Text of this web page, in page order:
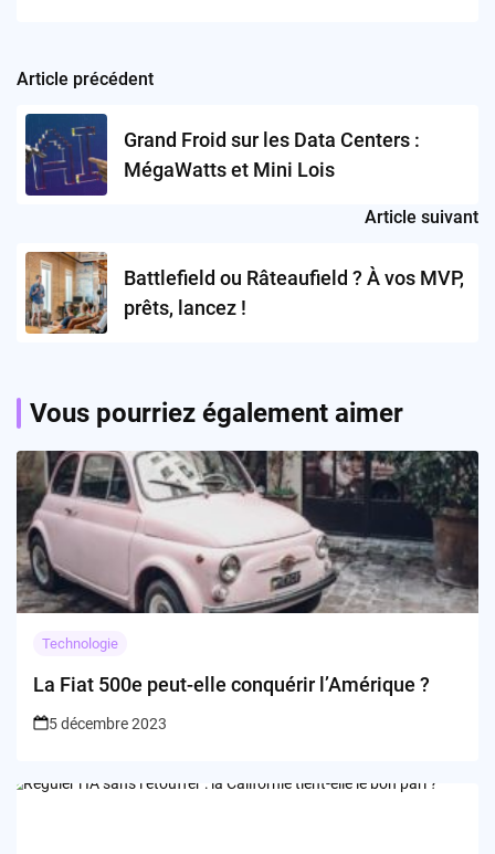
Post
navigation
Article précédent
Grand Froid sur les Data Centers :
MégaWatts et Mini Lois
Article suivant
Battlefield ou Râteaufield ? À vos MVP,
prêts, lancez !
Vous pourriez également aimer
Technologie
La Fiat 500e peut-elle conquérir l’Amérique ?
5 décembre 2023